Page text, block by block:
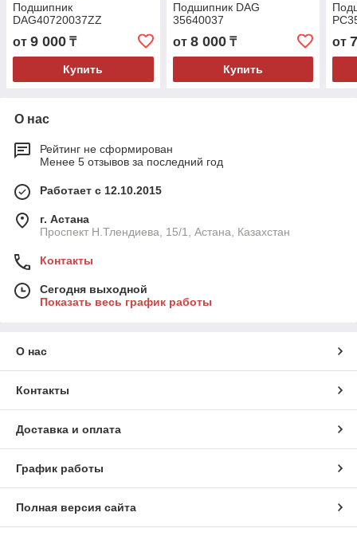
Подшипник
DAG40720037ZZ
от 9 000 ₸
Купить
Подшипник DAG
35640037
от 8 000₸
Купить
от
О нас
Рейтинг не сформирован
Менее 5 отзывов за последний год
Работает с 12.10.2015
г. Астана
Проспект Н.Тлендиева, 15/1, Астана, Казахстан
Контакты
Сегодня выходной
Показать весь график работы
О нас
Контакты
Доставка и оплата
График работы
Полная версия сайта